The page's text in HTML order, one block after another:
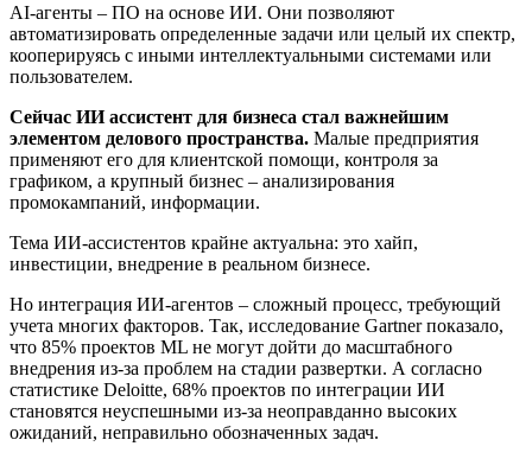
AI-агенты – ПО на основе ИИ. Они позволяют
автоматизировать определенные задачи или целый их спектр,
кооперируясь с иными интеллектуальными системами или
пользователем.
Сейчас ИИ ассистент для бизнеса стал важнейшим
элементом делового пространства. Малые предприятия
применяют его для клиентской помощи, контроля за
графиком, а крупный бизнес – анализирования
промокампаний, информации.
Тема ИИ-ассистентов крайне актуальна: это хайп,
инвестиции, внедрение в реальном бизнесе.
Но интеграция ИИ-агентов – сложный процесс, требующий
учета многих факторов. Так, исследование Gartner показало,
что 85% проектов ML не могут дойти до масштабного
внедрения из-за проблем на стадии развертки. А согласно
статистике Deloitte, 68% проектов по интеграции ИИ
становятся неуспешными из-за неоправданно высоких
ожиданий, неправильно обозначенных задач.